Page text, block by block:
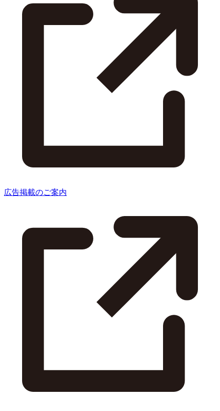
広告掲載のご案内